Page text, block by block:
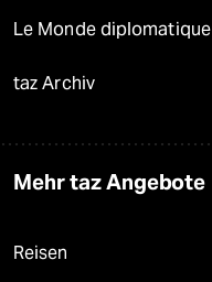
Le Monde diplomatique
taz Archiv
Mehr taz Angebote
Reisen